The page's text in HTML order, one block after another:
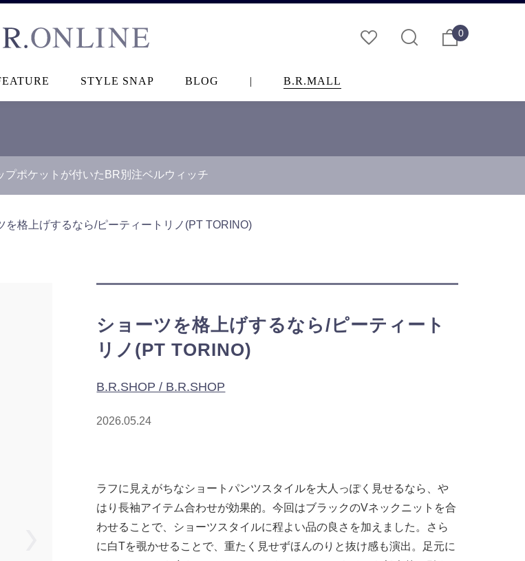
0
STYLE SNAP BLOG | B.R.MALL
プポケットが付いたBR別注ベルウィッチ
を格上げするなら/ピーティートリノ(PT TORINO)
ショーツを格上げするなら/ピーティート
リノ(PT TORINO)
B.R.SHOP / B.R.SHOP
2026.05.24
ラフに見えがちなショートパンツスタイルを大人っぽく見せるなら、や
はり長袖アイテム合わせが効果的。今回はブラックのVネックニットを合
わせることで、ショーツスタイルに程よい品の良さを加えました。さら
に白Tを覗かせることで、重たく見せずほんのりと抜け感も演出。足元に